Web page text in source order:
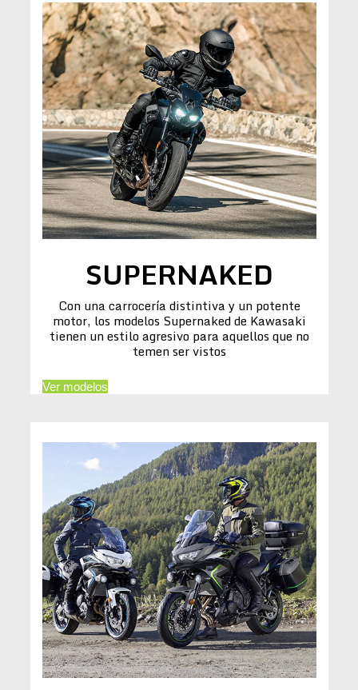
SUPERNAKED
Con una carrocería distintiva y un potente
motor, los modelos Supernaked de Kawasaki
tienen un estilo agresivo para aquellos que no
temen ser vistos
Ver modelos